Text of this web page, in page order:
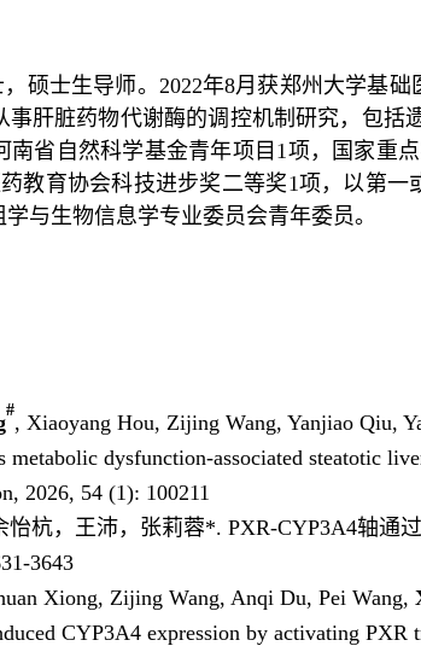
硕士生导师。2022年8月获郑州大学基
肝脏药物代谢酶的调控机制研究，包括
省自然科学基金青年项目1项，国家重
教育协会科技进步奖二等奖1项，以第一
与生物信息学专业委员会青年委员。
#
, Xiaoyang Hou, Zijing Wang, Yanjiao Qiu,
dysfunction-associated steatotic
2026, 54 (1): 100211
怡杭，王沛，张莉蓉*. PXR-CYP3A4轴通
3643
Xiong, Zijing Wang, Anqi Du, Pei Wang,
CYP3A4 expression by activating PXR